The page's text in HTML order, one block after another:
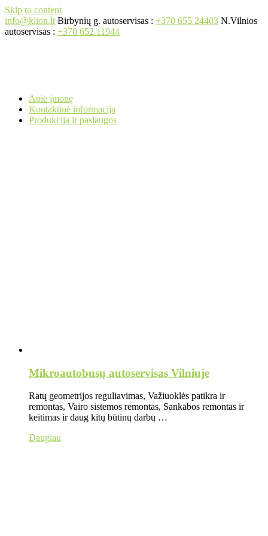
Skip to content
info@klion.lt Birbynių g. autoservisas : +370 655 24403 N.Vilnios
autoservisas : +370 652 11944
Apie įmonę
Kontaktinė informacija
Produkcija ir paslaugos
Mikroautobusų autoservisas Vilniuje
Ratų geometrijos reguliavimas, Važiuoklės patikra ir
remontas, Vairo sistemos remontas, Sankabos remontas ir
keitimas ir daug kitų būtinų darbų …
Daugiau